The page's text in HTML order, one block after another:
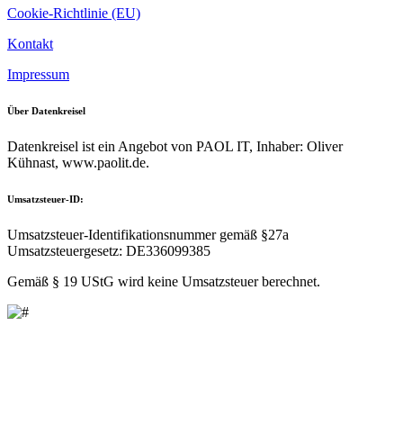
Cookie-Richtlinie (EU)
Kontakt
Impressum
Über Datenkreisel
Datenkreisel ist ein Angebot von PAOL IT, Inhaber: Oliver
Kühnast, www.paolit.de.
Umsatzsteuer-ID:
Umsatzsteuer-Identifikationsnummer gemäß §27a
Umsatzsteuergesetz: DE336099385
Gemäß § 19 UStG wird keine Umsatzsteuer berechnet.